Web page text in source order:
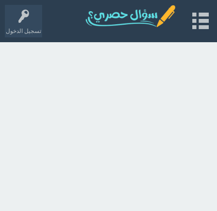
تسجيل الدخول